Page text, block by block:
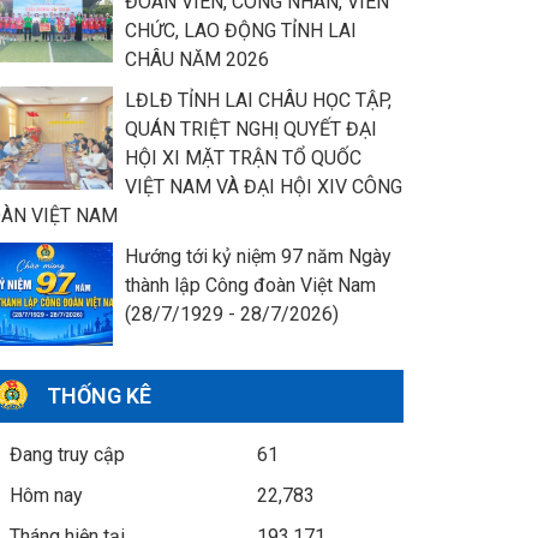
CHỨC, LAO ĐỘNG TỈNH LAI
CHÂU NĂM 2026
LĐLĐ TỈNH LAI CHÂU HỌC TẬP,
QUÁN TRIỆT NGHỊ QUYẾT ĐẠI
HỘI XI MẶT TRẬN TỔ QUỐC
VIỆT NAM VÀ ĐẠI HỘI XIV CÔNG
VIỆT NAM
Hướng tới kỷ niệm 97 năm Ngày
thành lập Công đoàn Việt Nam
(28/7/1929 - 28/7/2026)
THỐNG KÊ
Đang truy cập
61
Hôm nay
22,783